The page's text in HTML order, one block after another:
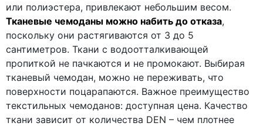
или полиэстера, привлекают небольшим весом.
Тканевые чемоданы можно набить до отказа,
поскольку они растягиваются от 3 до 5
сантиметров. Ткани с водоотталкивающей
пропиткой не пачкаются и не промокают. Выбирая
тканевый чемодан, можно не переживать, что
поверхности поцарапаются. Важное преимущество
текстильных чемоданов: доступная цена. Качество
ткани зависит от количества DEN – чем плотнее